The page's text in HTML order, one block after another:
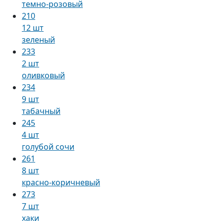
темно-розовый
210
12 шт
зеленый
233
2 шт
оливковый
234
9 шт
табачный
245
4 шт
голубой сочи
261
8 шт
красно-коричневый
273
7 шт
хаки